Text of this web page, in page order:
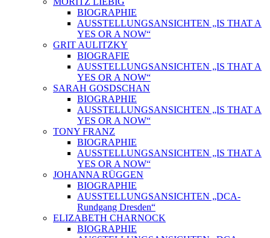
BIOGRAPHIE
AUSSTELLUNGSANSICHTEN „IS THAT A
YES OR A NOW“
GRIT AULITZKY
BIOGRAFIE
AUSSTELLUNGSANSICHTEN „IS THAT A
YES OR A NOW“
SARAH GOSDSCHAN
BIOGRAPHIE
AUSSTELLUNGSANSICHTEN „IS THAT A
YES OR A NOW“
TONY FRANZ
BIOGRAPHIE
AUSSTELLUNGSANSICHTEN „IS THAT A
YES OR A NOW“
JOHANNA RÜGGEN
BIOGRAPHIE
AUSSTELLUNGSANSICHTEN „DCA-
Rundgang Dresden“
ELIZABETH CHARNOCK
BIOGRAPHIE